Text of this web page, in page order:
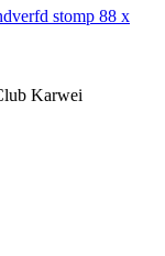
stomp 88 x
Karwei